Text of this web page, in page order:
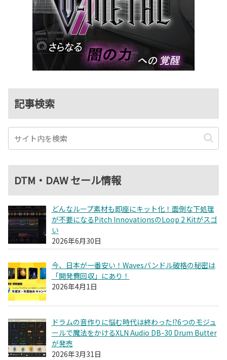
記事検索
DTM・DAW セール情報
どんなループ素材も即座にキット化！面倒な下処理
が不要になるPitch InnovationsのLoop 2 Kitがスゴ
い
2026年6月30日
今、日本が一番安い！Wavesバンドル破格の秘密は
「開発費回収」にあり！
2026年4月1日
ドラムの音作りに悩む時代は終わった!?6つのモジュ
ールで魔法をかけるXLN Audio DB-30 Drum Butter
が発売
2026年3月31日